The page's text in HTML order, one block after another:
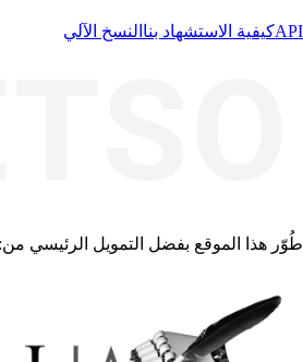
APIكيفية الاستشهاد بنا النسخ الآلي
طُوّر هذا الموقع بفضل التمويل الرئيسي من: